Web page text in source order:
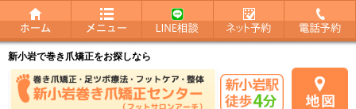
新小岩で巻き爪矯正をお探しなら